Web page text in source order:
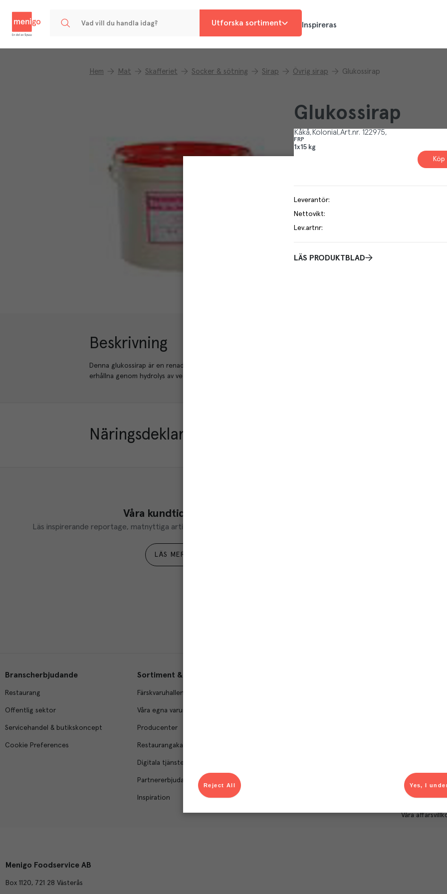
Utforska sortiment Inspireras
Hem Mat Skafferiet Socker & sötning Sirap Övrig sirap Glukossirap
Glukossirap
Kåkå Kolonial Art.nr. 122975
FRP
1x15 kg
Köp
Leverantör:
Nettovikt:
Lev.artnr:
LÄS PRODUKTBLAD
Beskrivning
Denna glukossirap är en renad och koncentrerad vattenhaltig lösning av närings sackarider
erhållna genom hydrolys av vetestärkelse, kännetecknad av en hög polysackarid halt.
Näringsdeklaration
Våra kundtidningar
Läs inspirerande reportage, matnyttiga artiklar och ta del av aktuella kampanjer.
LÄS MER
Du som är Menigo-
Branscherbjudande
Restaurang
Offentlig sektor
Servicehandel & butikskoncept
Cookie Preferences
Sortiment & tjänster
Färskvaruhallen
Våra egna varumärken
Producenter
Restaurangakademien
Digitala tjänster
Partnererbjudanden
Inspiration
Produktlarm
Våra
Menigo Foodservice AB
Box 1120, 721 28 Västerås
Yes, I
Reject All